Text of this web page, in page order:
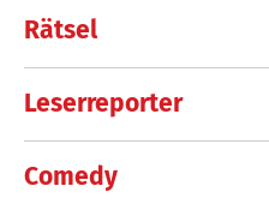
Rätsel
Leserreporter
Comedy